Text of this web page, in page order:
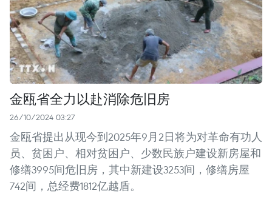
金瓯省全力以赴消除危旧房
26/10/2024 03:27
金瓯省提出从现今到2025年9月2日将为对革命有功人
员、贫困户、相对贫困户、少数民族户建设新房屋和
修缮3995间危旧房，其中新建设3253间，修缮房屋
742间，总经费1812亿越盾。 ​